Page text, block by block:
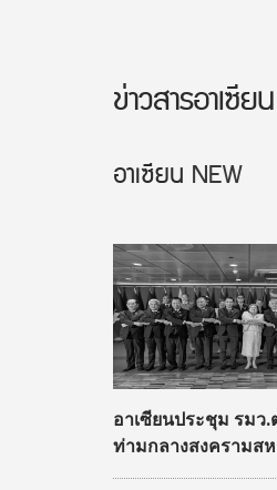
ข่าวสารอาเซียน
อาเซียน NEW
อาเซียนประชุม รมว.
ท่ามกลางสงครามส